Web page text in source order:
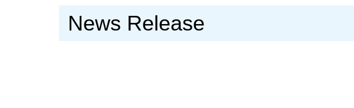
News Release